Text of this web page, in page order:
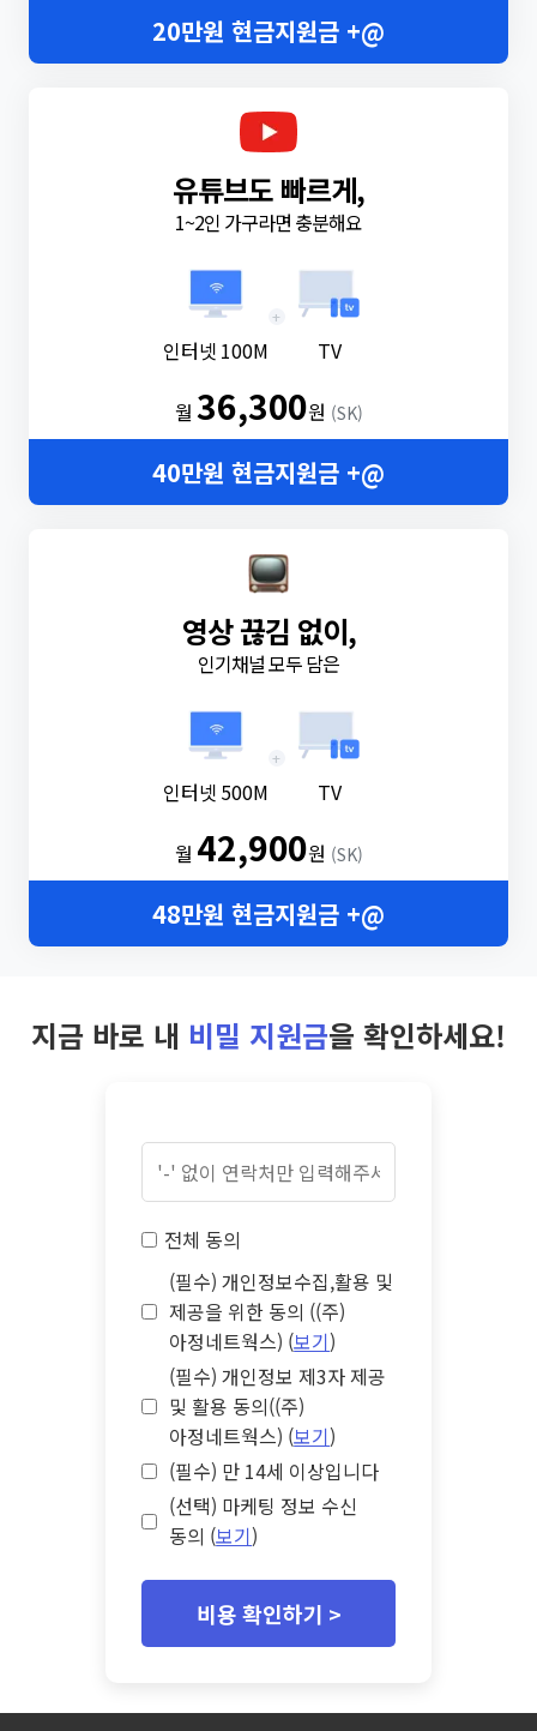
20만원 현금지원금 +@
유튜브도 빠르게,
1~2인 가구라면 충분해요
인터넷 100M
+
TV
월36,300원 (SK)
40만원 현금지원금 +@
영상 끊김 없이,
인기채널 모두 담은
인터넷 500M
+
TV
월 42,900원 (SK)
48만원 현금지원금 +@
지금 바로 내 비밀 지원금을 확인하세요!
전체 동의
(필수) 개인정보수집,활용 및
제공을 위한 동의 ((주)
아정네트웍스) (보기)
(필수) 개인정보 제3자 제공
및 활용 동의((주)
아정네트웍스) (보기)
(필수) 만 14세 이상입니다
(선택) 마케팅 정보 수신
동의 (보기)
비용 확인하기 >